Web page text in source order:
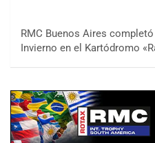
RMC Buenos Aires
Invierno en el Kartódromo